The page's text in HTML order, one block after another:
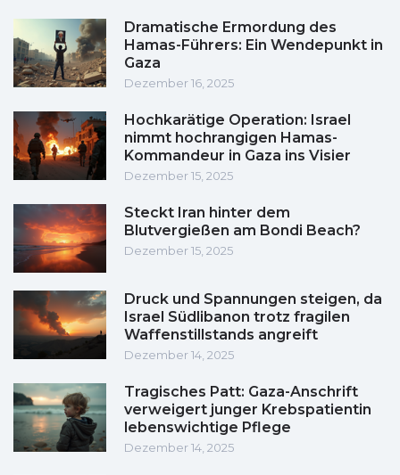
Dramatische Ermordung des
Hamas-Führers: Ein Wendepunkt in
Gaza
Dezember 16, 2025
Hochkarätige Operation: Israel
nimmt hochrangigen Hamas-
Kommandeur in Gaza ins Visier
Dezember 15, 2025
Steckt Iran hinter dem
Blutvergießen am Bondi Beach?
Dezember 15, 2025
Druck und Spannungen steigen, da
Israel Südlibanon trotz fragilen
Waffenstillstands angreift
Dezember 14, 2025
Tragisches Patt: Gaza-Anschrift
verweigert junger Krebspatientin
lebenswichtige Pflege
Dezember 14, 2025